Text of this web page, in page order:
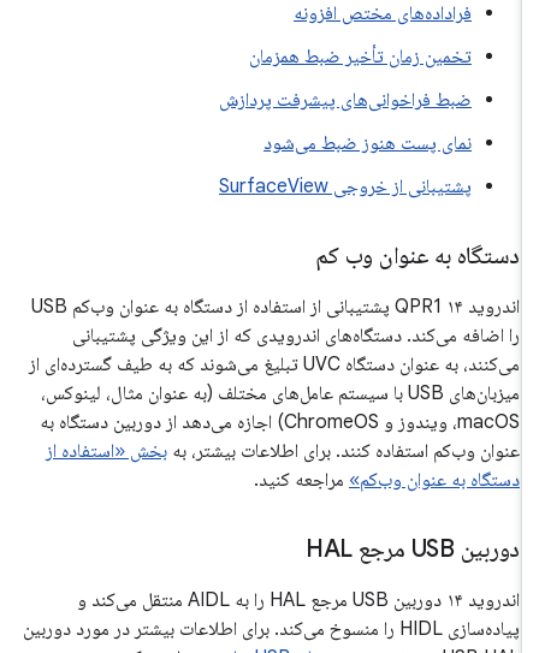
فراداده‌های مختص افزونه
تخمین زمان تأخیر ضبط همزمان
ضبط فراخوانی‌های پیشرفت پردازش
نمای پست هنوز ضبط می‌شود
پشتیبانی از خروجی SurfaceView
دستگاه به عنوان وب کم
اندروید ۱۴ QPR1 پشتیبانی از استفاده از دستگاه به عنوان وب‌کم USB
را اضافه می‌کند. دستگاه‌های اندرویدی که از این ویژگی پشتیبانی
می‌کنند، به عنوان دستگاه UVC تبلیغ می‌شوند که به طیف گسترده‌ای از
میزبان‌های USB با سیستم عامل‌های مختلف (به عنوان مثال، لینوکس،
macOS، ویندوز و ChromeOS) اجازه می‌دهد از دوربین دستگاه به
عنوان وب‌کم استفاده کنند. برای اطلاعات بیشتر، بهبخش «استفاده از
دستگاه به عنوان وب‌کم»مراجعه کنید.
دوربین USB مرجع HAL
اندروید ۱۴ دوربین USB مرجع HAL را به AIDL منتقل می‌کند و
پیاده‌سازی HIDL را منسوخ می‌کند. برای اطلاعات بیشتر در مورد دوربین